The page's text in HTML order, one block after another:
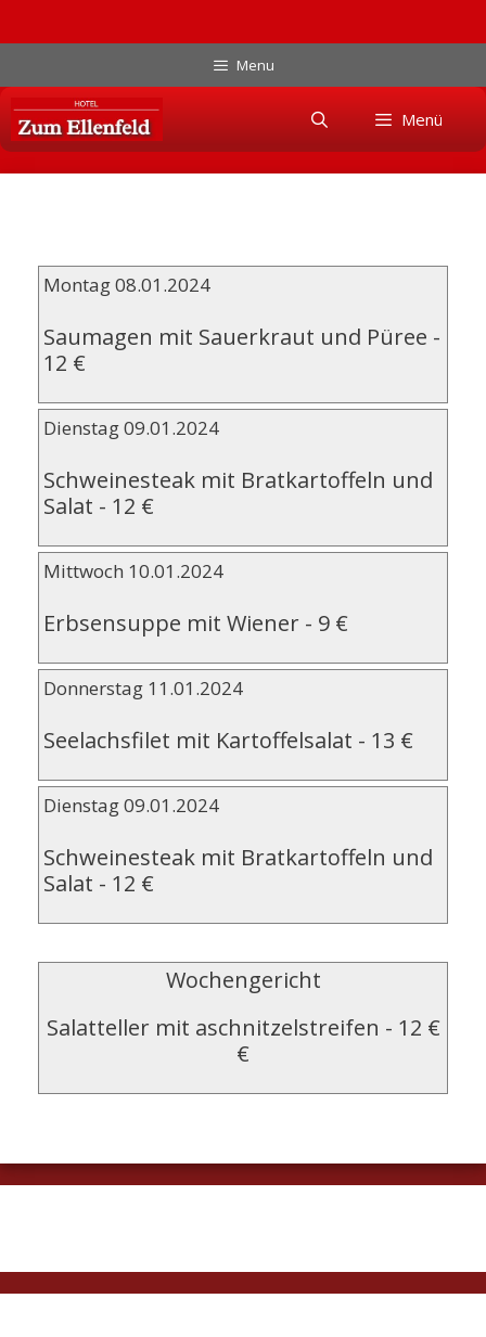
Inhalt
springen
Menu
Skip
content
Menü
Montag 08.01.2024
Saumagen mit Sauerkraut und Püree -
12 €
Dienstag 09.01.2024
Schweinesteak mit Bratkartoffeln und
Salat - 12 €
Mittwoch 10.01.2024
Erbsensuppe mit Wiener - 9 €
Donnerstag 11.01.2024
Seelachsfilet mit Kartoffelsalat - 13 €
Dienstag 09.01.2024
Schweinesteak mit Bratkartoffeln und
Salat - 12 €
Wochengericht
Salatteller mit aschnitzelstreifen - 12 €
€